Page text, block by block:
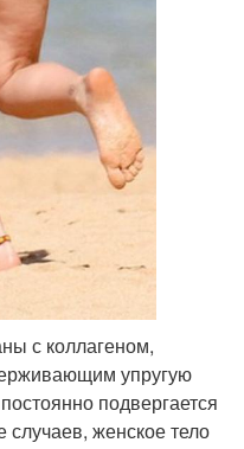
с коллагеном,
упругую
подвергается
женское тело